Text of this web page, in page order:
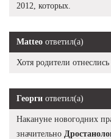
2012, которых.
Matteo ответил(а)
Хотя родители
Георги ответил(а)
Накануне новогодних
значительно